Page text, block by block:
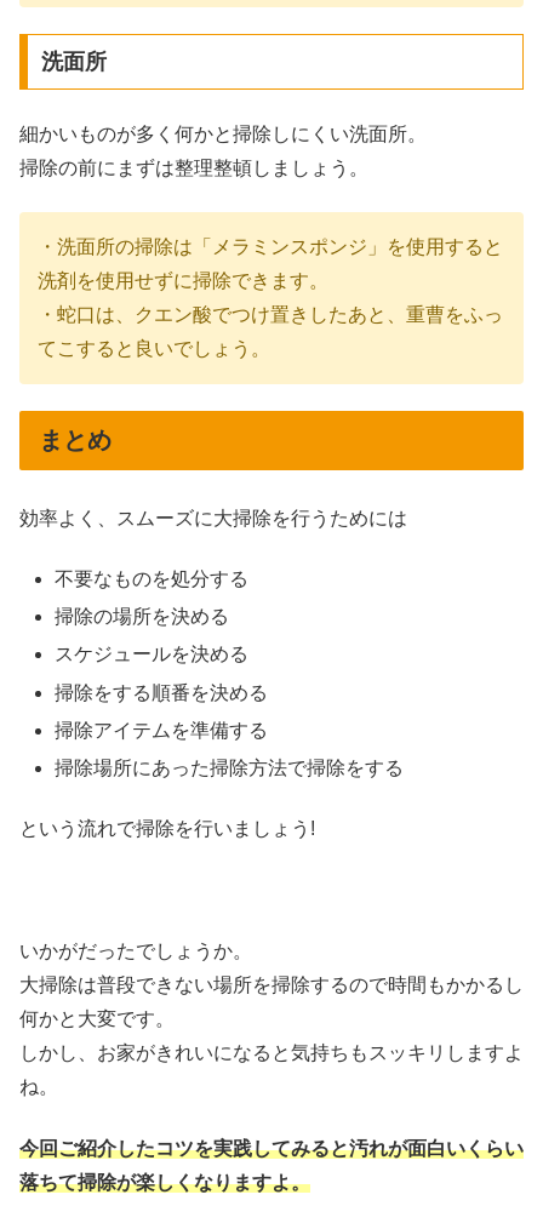
洗面所
細かいものが多く何かと掃除しにくい洗面所。
掃除の前にまずは整理整頓しましょう。
・洗面所の掃除は「メラミンスポンジ」を使用すると
洗剤を使用せずに掃除できます。
・蛇口は、クエン酸でつけ置きしたあと、重曹をふっ
てこすると良いでしょう。
まとめ
効率よく、スムーズに大掃除を行うためには
不要なものを処分する
掃除の場所を決める
スケジュールを決める
掃除をする順番を決める
掃除アイテムを準備する
掃除場所にあった掃除方法で掃除をする
という流れで掃除を行いましょう!
いかがだったでしょうか。
大掃除は普段できない場所を掃除するので時間もかかるし
何かと大変です。
しかし、お家がきれいになると気持ちもスッキリしますよ
ね。
今回ご紹介したコツを実践してみると汚れが面白いくらい
落ちて掃除が楽しくなりますよ。